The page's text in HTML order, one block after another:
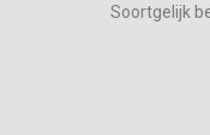
Soortgelijk